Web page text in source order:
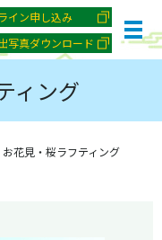
イン申し込み
写真ダウンロード
メ
ィング
お花見・桜ラフティング